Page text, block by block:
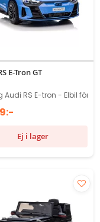
E-Tron GT
Audi RS E-tron - Elbil för
Ej i lager